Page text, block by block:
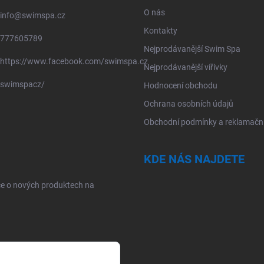
info@swimspa.cz
777605789
https://www.facebook.com/swimspa.cz
swimspacz/
O nás
Kontakty
Nejprodávanější Swim Spa
Nejprodávanější vířivky
Hodnocení obchodu
Ochrana osobních údajů
Obchodní podmínky a
o nových produktech na
KDE NÁS NAJDETE